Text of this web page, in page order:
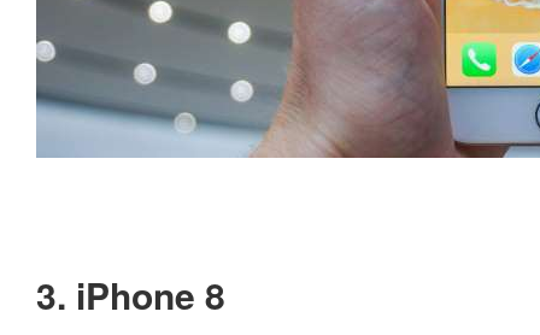
3. iPhone 8